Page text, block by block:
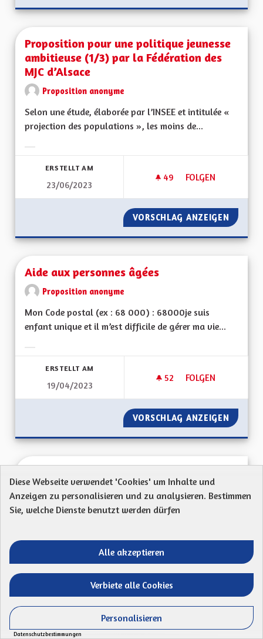
Proposition pour une politique jeunesse
ambitieuse (1/3) par la Fédération des
MJC d’Alsace
Proposition anonyme
Selon une étude, élaborée par l’INSEE et intitulée «
projection des populations », les moins de...
ERSTELLT AM
23/06/2023
49 49 FOLLOWER
FOLGEN
PROPOSITION
VORSCHLAG ANZEIGEN
Aide aux personnes âgées
Proposition anonyme
Mon Code postal (ex : 68 000) : 68000je suis
enfant unique et il m’est difficile de gérer ma vie...
ERSTELLT AM
19/04/2023
52 52 FOLLOWER
FOLGEN
AIDE AUX
VORSCHLAG ANZEIGEN AIDE
Mon Code postal (ex : 68 000) : 68480Ma
l’Alsace...
ERSTELLT AM
01/07/2023
49
VORSCHLAG ANZEIGEN
Diese Webseite verwendet 'Cookies' um Inhalte und
Anzeigen zu personalisieren und zu analysieren. Bestimmen
Sie, welche Dienste benutzt werden dürfen
Alle akzeptieren
Verbiete alle Cookies
Personalisieren
Datenschutzbestimmungen